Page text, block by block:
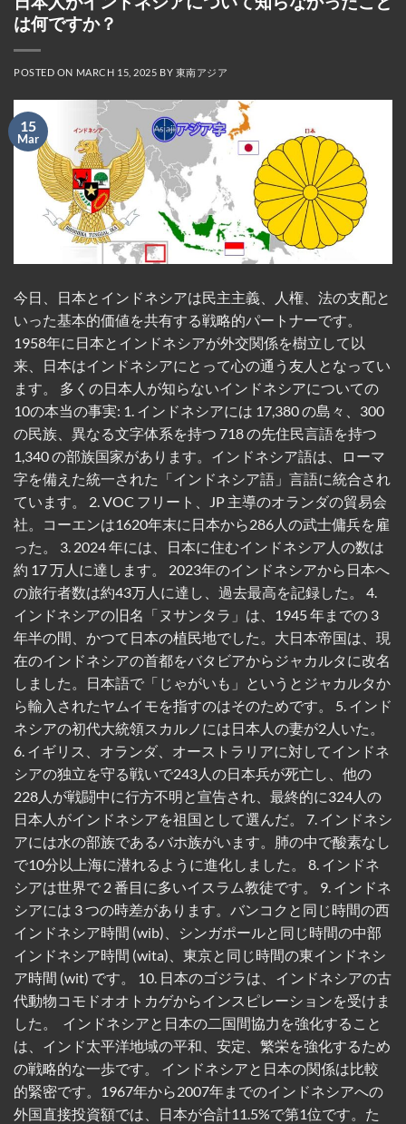
は何ですか？
POSTED ON MARCH 15, 2025 BY 東南アジア
15
Mar
今日、日本とインドネシアは民主主義、人権、法の支配と
いった基本的価値を共有する戦略的パートナーです。
1958年に日本とインドネシアが外交関係を樹立して以
来、日本はインドネシアにとって心の通う友人となってい
ます。 多くの日本人が知らないインドネシアについての
10の本当の事実: 1. インドネシアには 17,380 の島々、300
の民族、異なる文字体系を持つ 718 の先住民言語を持つ
1,340 の部族国家があります。インドネシア語は、ローマ
字を備えた統一された「インドネシア語」言語に統合され
ています。 2. VOC フリート、JP 主導のオランダの貿易会
社。コーエンは1620年末に日本から286人の武士傭兵を雇
った。 3. 2024 年には、日本に住むインドネシア人の数は
約 17 万人に達します。 2023年のインドネシアから日本へ
の旅行者数は約43万人に達し、過去最高を記録した。 4.
インドネシアの旧名「ヌサンタラ」は、1945 年までの 3
年半の間、かつて日本の植民地でした。大日本帝国は、現
在のインドネシアの首都をバタビアからジャカルタに改名
しました。日本語で「じゃがいも」というとジャカルタか
ら輸入されたヤムイモを指すのはそのためです。 5. インド
ネシアの初代大統領スカルノには日本人の妻が2人いた。
6. イギリス、オランダ、オーストラリアに対してインドネ
シアの独立を守る戦いで243人の日本兵が死亡し、他の
228人が戦闘中に行方不明と宣告され、最終的に324人の
日本人がインドネシアを祖国として選んだ。 7. インドネシ
アには水の部族であるバホ族がいます。肺の中で酸素なし
で10分以上海に潜れるように進化しました。 8. インドネ
シアは世界で 2 番目に多いイスラム教徒です。 9. インドネ
シアには 3 つの時差があります。バンコクと同じ時間の西
インドネシア時間 (wib)、シンガポールと同じ時間の中部
インドネシア時間 (wita)、東京と同じ時間の東インドネシ
ア時間 (wit) です。 10. 日本のゴジラは、インドネシアの古
代動物コモドオオトカゲからインスピレーションを受けま
した。 インドネシアと日本の二国間協力を強化すること
は、インド太平洋地域の平和、安定、繁栄を強化するため
の戦略的な一歩です。 インドネシアと日本の関係は比較
的緊密です。1967年から2007年までのインドネシアへの
外国直接投資額では、日本が合計11.5%で第1位です。た